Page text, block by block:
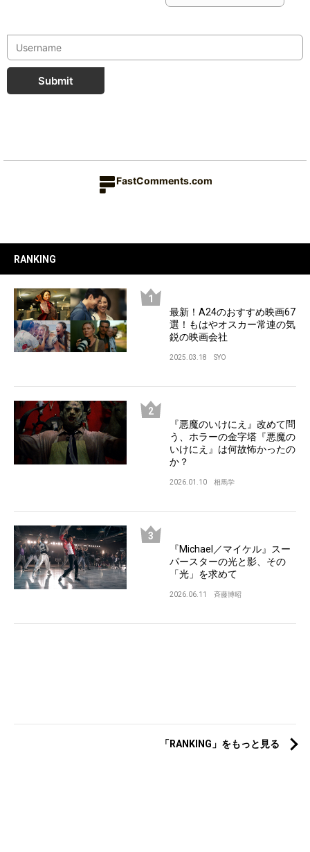
Submit
FastComments.com
RANKING
最新！A24のおすすめ映画67
選！もはやオスカー常連の気
鋭の映画会社
2025.03.18 SYO
『悪魔のいけにえ』改めて問
う、ホラーの金字塔『悪魔の
いけにえ』は何故怖かったの
か？
2026.01.10 相馬学
『Michael／マイケル』スー
パースターの光と影、その
「光」を求めて
2026.06.11 斉藤博昭
「RANKING」をもっと見る